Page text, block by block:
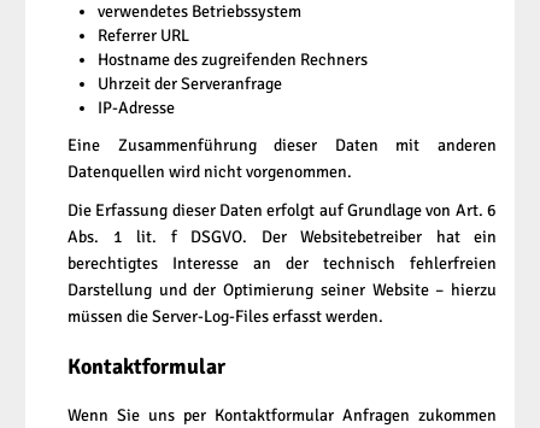
verwendetes Betriebssystem
Referrer URL
Hostname des zugreifenden Rechners
Uhrzeit der Serveranfrage
IP-Adresse
Eine Zusammenführung dieser Daten mit anderen
Datenquellen wird nicht vorgenommen.
Die Erfassung dieser Daten erfolgt auf Grundlage von Art. 6
Abs. 1 lit. f DSGVO. Der Websitebetreiber hat ein
berechtigtes Interesse an der technisch fehlerfreien
Darstellung und der Optimierung seiner Website – hierzu
müssen die Server-Log-Files erfasst werden.
Kontaktformular
Wenn Sie uns per Kontaktformular Anfragen zukommen